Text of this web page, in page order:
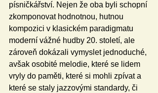
písničkářství. Nejen že oba byli schopní
zkomponovat hodnotnou, hutnou
kompozici v klasickém paradigmatu
moderní vážné hudby 20. století, ale
zároveň dokázali vymyslet jednoduché,
avšak osobité melodie, které se lidem
vryly do paměti, které si mohli zpívat a
které se staly jazzovými standardy, či